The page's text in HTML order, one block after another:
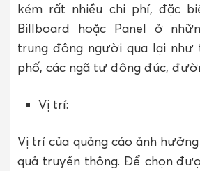
kém rất nhiều chi phí, đặc
Billboard hoặc Panel ở
trung đông người qua lại như
phố, các ngã tư đông đúc,
Vị trí:
Vị trí của quảng cáo ảnh
quả truyền thông. Để chọn